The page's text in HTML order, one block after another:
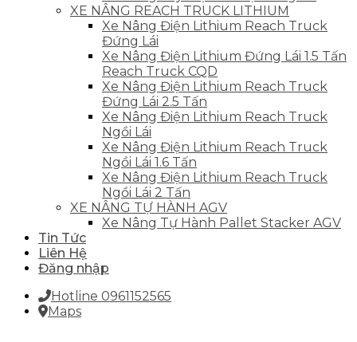
XE NÂNG REACH TRUCK LITHIUM
Xe Nâng Điện Lithium Reach Truck
Đứng Lái
Xe Nâng Điện Lithium Đứng Lái 1.5 Tấn
Reach Truck CQD
Xe Nâng Điện Lithium Reach Truck
Đứng Lái 2.5 Tấn
Xe Nâng Điện Lithium Reach Truck
Ngồi Lái
Xe Nâng Điện Lithium Reach Truck
Ngồi Lái 1.6 Tấn
Xe Nâng Điện Lithium Reach Truck
Ngồi Lái 2 Tấn
XE NÂNG TỰ HÀNH AGV
Xe Nâng Tự Hành Pallet Stacker AGV
Tin Tức
Liên Hệ
Đăng nhập
Hotline 0961152565
Maps